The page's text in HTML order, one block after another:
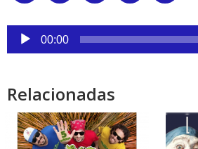
Reproductor
audio
00:00
Relacionadas